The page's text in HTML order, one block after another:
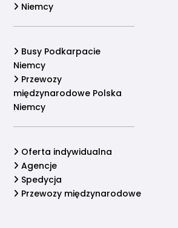
Niemcy
Busy Podkarpacie
Niemcy
Przewozy
międzynarodowe Polska
Niemcy
Oferta indywidualna
Agencje
Spedycja
Przewozy międzynarodowe